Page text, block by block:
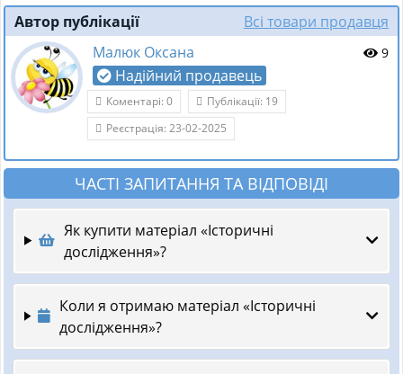
Автор публікації
Всі товари продавця
Малюк Оксана
Надійний продавець
9
Коментарі: 0
Публікації: 19
Реєстрація: 23-02-2025
ЧАСТІ ЗАПИТАННЯ ТА ВІДПОВІДІ
Як купити матеріал «Історичні
дослідження»?
Коли я отримаю матеріал «Історичні
дослідження»?